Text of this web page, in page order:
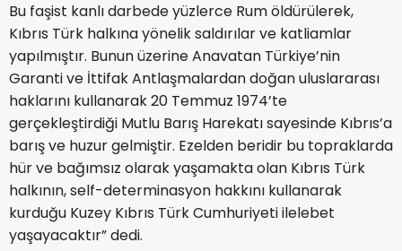
Bu faşist kanlı darbede yüzlerce Rum öldürülerek,
Kıbrıs Türk halkına yönelik saldırılar ve katliamlar
yapılmıştır. Bunun üzerine Anavatan Türkiye’nin
Garanti ve İttifak Antlaşmalardan doğan uluslararası
haklarını kullanarak 20 Temmuz 1974’te
gerçekleştirdiği Mutlu Barış Harekatı sayesinde Kıbrıs’a
barış ve huzur gelmiştir. Ezelden beridir bu topraklarda
hür ve bağımsız olarak yaşamakta olan Kıbrıs Türk
halkının, self-determinasyon hakkını kullanarak
kurduğu Kuzey Kıbrıs Türk Cumhuriyeti ilelebet
yaşayacaktır” dedi.